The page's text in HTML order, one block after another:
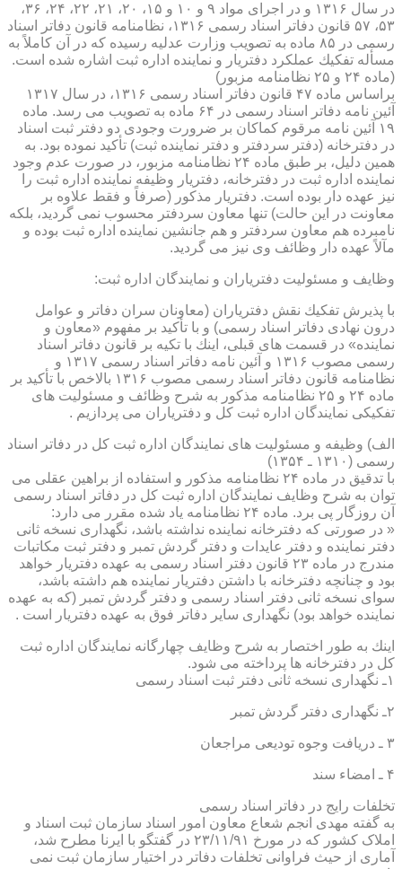
در سال ۱۳۱۶ و در اجرای مواد ۹ و ۱۰ و ۱۵، ۲۰، ۲۱، ۲۲، ۲۴، ۳۶،
۵۳، ۵۷ قانون دفاتر اسناد رسمی ۱۳۱۶، نظامنامه قانون دفاتر اسناد
رسمی در ۸۵ ماده به تصویب وزارت عدلیه رسیده كه در آن كاملاً به
مسأله تفكیك عملكرد دفتریار و نماینده اداره ثبت اشاره شده است.
(ماده ۲۴ و ۲۵ نظامنامه مزبور)
براساس ماده ۴۷ قانون دفاتر اسناد رسمی ۱۳۱۶، در سال ۱۳۱۷
آئین نامه دفاتر اسناد رسمی در ۶۴ ماده به تصویب می رسد. ماده
۱۹ آئین نامه مرقوم كماكان بر ضرورت وجودی دو دفتر ثبت اسناد
در دفترخانه (دفتر سردفتر و دفتر نماینده ثبت) تأكید نموده بود. به
همین دلیل، بر طبق ماده ۲۴ نظامنامه مزبور، در صورت عدم وجود
نماینده اداره ثبت در دفترخانه، دفتریار وظیفه نماینده اداره ثبت را
نیز عهده دار بوده است. دفتریار مذكور (صرفاً و فقط علاوه بر
معاونت در این حالت) تنها معاون سردفتر محسوب نمی گردید، بلكه
نامبرده هم معاون سردفتر و هم جانشین نماینده اداره ثبت بوده و
مآلاً عهده دار وظائف وی نیز می گردید.
وظایف و مسئولیت دفتریاران و نمایندگان اداره ثبت:
با پذیرش تفكیك نقش دفتریاران (معاونان سران دفاتر و عوامل
درون نهادی دفاتر اسناد رسمی) و با تأكید بر مفهوم «معاون و
نماینده» در قسمت های قبلی، اینك با تكیه بر قانون دفاتر اسناد
رسمی مصوب ۱۳۱۶ و آئین نامه دفاتر اسناد رسمی ۱۳۱۷ و
نظامنامه قانون دفاتر اسناد رسمی مصوب ۱۳۱۶ بالاخص با تأكید بر
ماده ۲۴ و ۲۵ نظامنامه مذكور به شرح وظائف و مسئولیت های
تفكیكی نمایندگان اداره ثبت كل و دفتریاران می پردازیم .
الف) وظیفه و مسئولیت های نمایندگان اداره ثبت كل در دفاتر اسناد
رسمی (۱۳۱۰ ـ ۱۳۵۴)
با تدقیق در ماده ۲۴ نظامنامه مذكور و استفاده از براهین عقلی می
توان به شرح وظایف نمایندگان اداره ثبت كل در دفاتر اسناد رسمی
آن روزگار پی برد. ماده ۲۴ نظامنامه یاد شده مقرر می دارد:
« در صورتی كه دفترخانه نماینده نداشته باشد، نگهداری نسخه ثانی
دفتر نماینده و دفتر عایدات و دفتر گردش تمبر و دفتر ثبت مكاتبات
مندرج در ماده ۲۳ قانون دفتر اسناد رسمی به عهده دفتریار خواهد
بود و چنانچه دفترخانه با داشتن دفتریار نماینده هم داشته باشد،
سوای نسخه ثانی دفتر اسناد رسمی و دفتر گردش تمبر (كه به عهده
نماینده خواهد بود) نگهداری سایر دفاتر فوق به عهده دفتریار است .
اینك به طور اختصار به شرح وظایف چهارگانه نمایندگان اداره ثبت
كل در دفترخانه ها پرداخته می شود.
۱ـ نگهداری نسخه ثانی دفتر ثبت اسناد رسمی
۲ـ نگهداری دفتر گردش تمبر
۳ ـ دریافت وجوه تودیعی مراجعان
۴ ـ امضاء سند
تخلفات رایج در دفاتر اسناد رسمی
به گفته مهدی انجم شعاع معاون امور اسناد سازمان ثبت اسناد و
املاک کشور که در مورخ ۲۳/۱۱/۹۱ در گفتگو با ایرنا مطرح شد،
آماری از حیث فراوانی تخلفات دفاتر در اختیار سازمان ثبت نمی